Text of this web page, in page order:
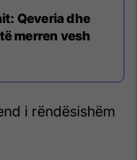
Qeveria dhe
merren vesh
i rëndësishëm